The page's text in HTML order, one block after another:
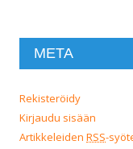
META
Rekisteröidy
Kirjaudu sisään
Artikkeleiden RSS-